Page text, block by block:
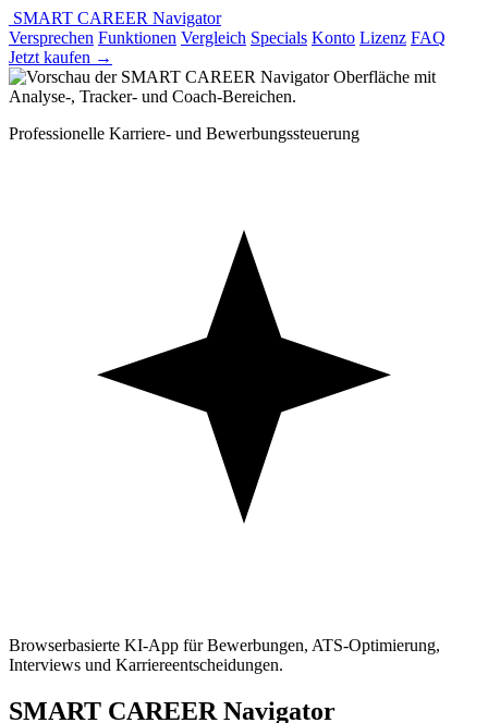
SMART CAREER Navigator
Versprechen Funktionen Vergleich Specials Konto Lizenz FAQ
Jetzt kaufen →
Professionelle Karriere- und Bewerbungssteuerung
Browserbasierte KI-App für Bewerbungen, ATS-Optimierung,
Interviews und Karriereentscheidungen.
SMART CAREER Navigator